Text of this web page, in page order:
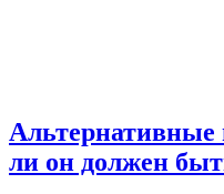
Альтернативные
ли он должен